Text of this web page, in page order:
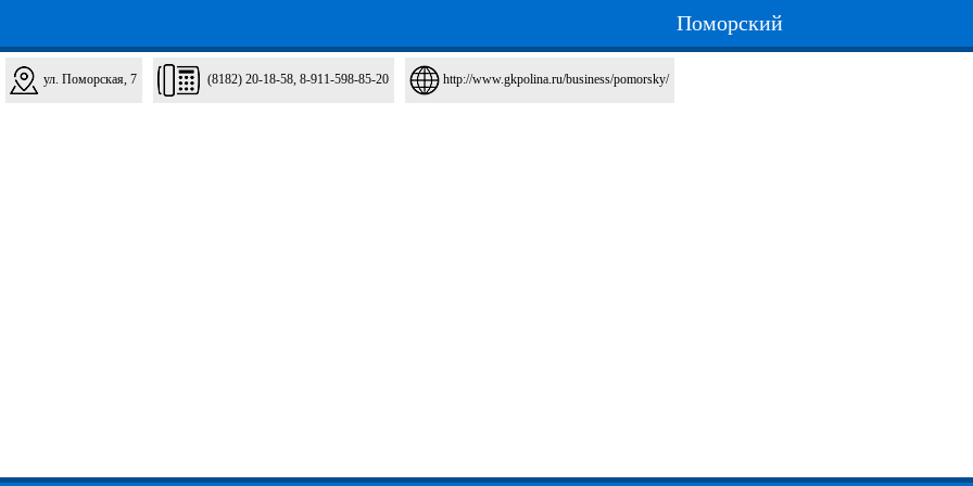
Поморский
ул. Поморская, 7 (8182) 20-18-58, 8-911-598-85-20 http://www.gkpolina.ru/business/pomorsky/